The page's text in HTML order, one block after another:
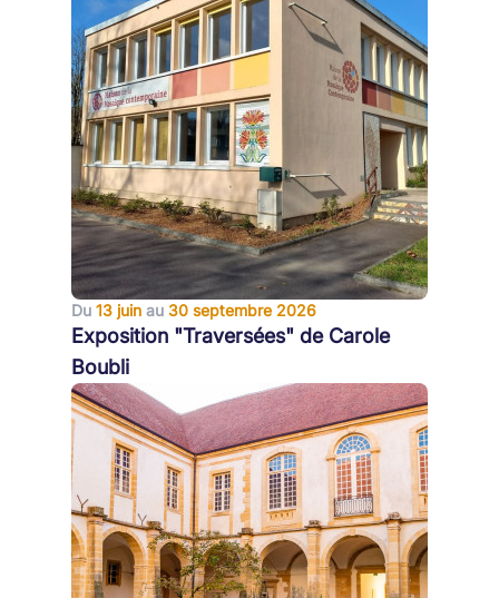
Du 13 juin au 30 septembre 2026
Exposition "Traversées" de Carole
Boubli